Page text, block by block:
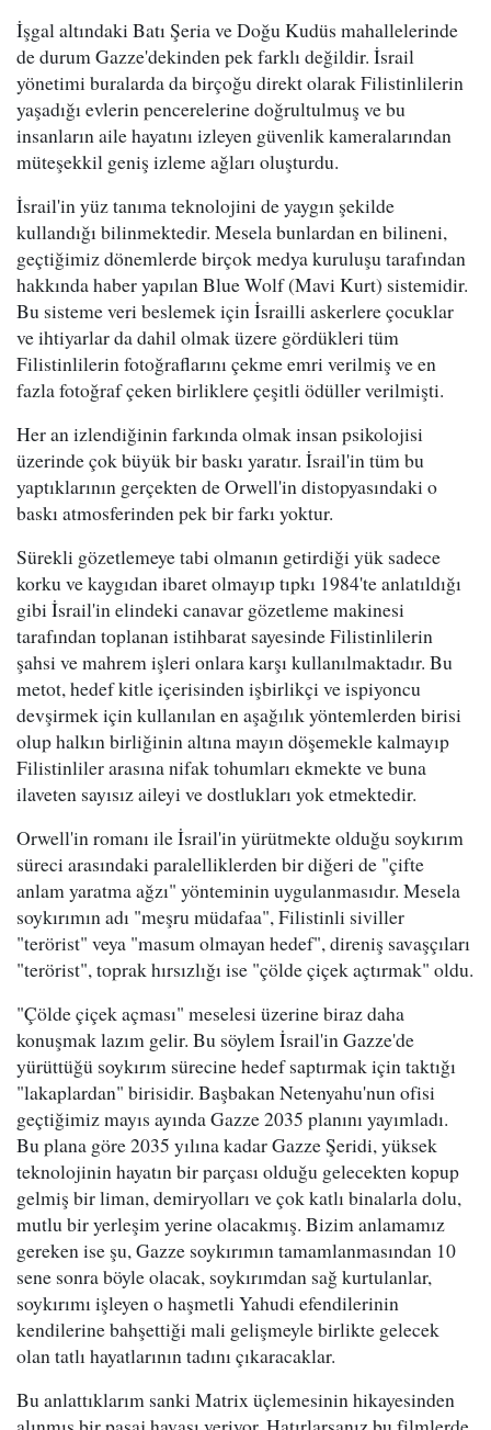
İşgal altındaki Batı Şeria ve Doğu Kudüs mahallelerinde
de durum Gazze'dekinden pek farklı değildir. İsrail
yönetimi buralarda da birçoğu direkt olarak Filistinlilerin
yaşadığı evlerin pencerelerine doğrultulmuş ve bu
insanların aile hayatını izleyen güvenlik kameralarından
müteşekkil geniş izleme ağları oluşturdu.
İsrail'in yüz tanıma teknolojini de yaygın şekilde
kullandığı bilinmektedir. Mesela bunlardan en bilineni,
geçtiğimiz dönemlerde birçok medya kuruluşu tarafından
hakkında haber yapılan Blue Wolf (Mavi Kurt) sistemidir.
Bu sisteme veri beslemek için İsrailli askerlere çocuklar
ve ihtiyarlar da dahil olmak üzere gördükleri tüm
Filistinlilerin fotoğraflarını çekme emri verilmiş ve en
fazla fotoğraf çeken birliklere çeşitli ödüller verilmişti.
Her an izlendiğinin farkında olmak insan psikolojisi
üzerinde çok büyük bir baskı yaratır. İsrail'in tüm bu
yaptıklarının gerçekten de Orwell'in distopyasındaki o
baskı atmosferinden pek bir farkı yoktur.
Sürekli gözetlemeye tabi olmanın getirdiği yük sadece
korku ve kaygıdan ibaret olmayıp tıpkı 1984'te anlatıldığı
gibi İsrail'in elindeki canavar gözetleme makinesi
tarafından toplanan istihbarat sayesinde Filistinlilerin
şahsi ve mahrem işleri onlara karşı kullanılmaktadır. Bu
metot, hedef kitle içerisinden işbirlikçi ve ispiyoncu
devşirmek için kullanılan en aşağılık yöntemlerden birisi
olup halkın birliğinin altına mayın döşemekle kalmayıp
Filistinliler arasına nifak tohumları ekmekte ve buna
ilaveten sayısız aileyi ve dostlukları yok etmektedir.
Orwell'in romanı ile İsrail'in yürütmekte olduğu soykırım
süreci arasındaki paralelliklerden bir diğeri de "çifte
anlam yaratma ağzı" yönteminin uygulanmasıdır. Mesela
soykırımın adı "meşru müdafaa", Filistinli siviller
"terörist" veya "masum olmayan hedef", direniş savaşçıları
"terörist", toprak hırsızlığı ise "çölde çiçek açtırmak" oldu.
"Çölde çiçek açması" meselesi üzerine biraz daha
konuşmak lazım gelir. Bu söylem İsrail'in Gazze'de
yürüttüğü soykırım sürecine hedef saptırmak için taktığı
"lakaplardan" birisidir. Başbakan Netenyahu'nun ofisi
geçtiğimiz mayıs ayında Gazze 2035 planını yayımladı.
Bu plana göre 2035 yılına kadar Gazze Şeridi, yüksek
teknolojinin hayatın bir parçası olduğu gelecekten kopup
gelmiş bir liman, demiryolları ve çok katlı binalarla dolu,
mutlu bir yerleşim yerine olacakmış. Bizim anlamamız
gereken ise şu, Gazze soykırımın tamamlanmasından 10
sene sonra böyle olacak, soykırımdan sağ kurtulanlar,
soykırımı işleyen o haşmetli Yahudi efendilerinin
kendilerine bahşettiği mali gelişmeyle birlikte gelecek
olan tatlı hayatlarının tadını çıkaracaklar.
Bu anlattıklarım sanki Matrix üçlemesinin hikayesinden